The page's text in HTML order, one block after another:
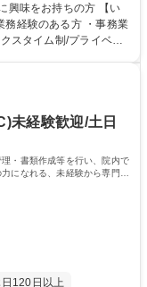
タ入力業務など） ■治験
入れ準備および対応な
実した福利厚生◎
興味をお持ちの方 【い
務経験のある方 ・事務業
事例検討会を通じて経
ています。 学歴・
： 資格：
未経験歓迎/土日
・書類作成等を行い、院内で
になれる、未経験から専門性
120日以上